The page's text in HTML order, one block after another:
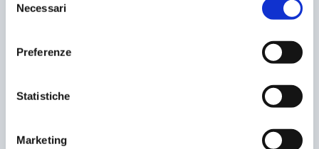
delNecessari
Preferenze
Statistiche
Marketing